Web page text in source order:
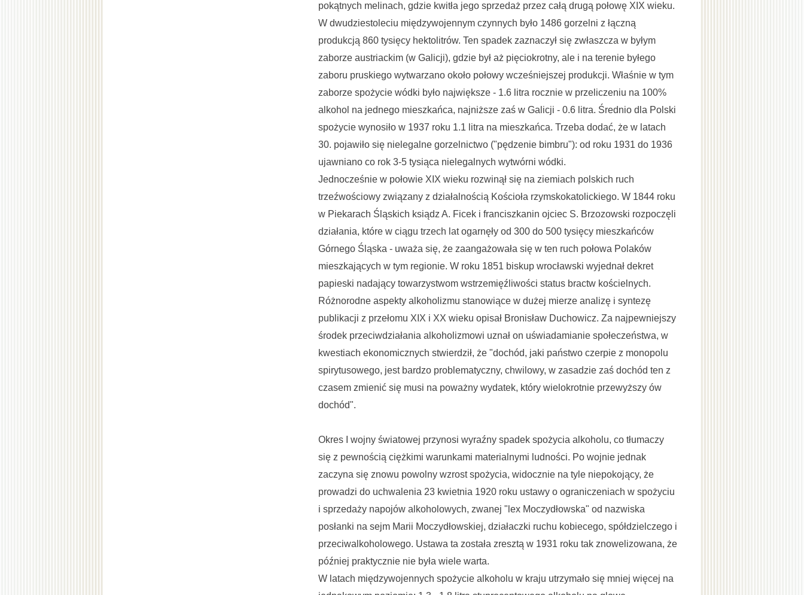
pokątnych melinach, gdzie kwitła jego sprzedaż przez całą drugą połowę XIX wieku.
W dwudziestoleciu międzywojennym czynnych było 1486 gorzelni z łączną
produkcją 860 tysięcy hektolitrów. Ten spadek zaznaczył się zwłaszcza w byłym
zaborze austriackim (w Galicji), gdzie był aż pięciokrotny, ale i na terenie byłego
zaboru pruskiego wytwarzano około połowy wcześniejszej produkcji. Właśnie w tym
zaborze spożycie wódki było największe - 1.6 litra rocznie w przeliczeniu na 100%
alkohol na jednego mieszkańca, najniższe zaś w Galicji - 0.6 litra. Średnio dla Polski
spożycie wynosiło w 1937 roku 1.1 litra na mieszkańca. Trzeba dodać, że w latach
30. pojawiło się nielegalne gorzelnictwo ("pędzenie bimbru"): od roku 1931 do 1936
ujawniano co rok 3-5 tysiąca nielegalnych wytwórni wódki.
Jednocześnie w połowie XIX wieku rozwinął się na ziemiach polskich ruch
trzeźwościowy związany z działalnością Kościoła rzymskokatolickiego. W 1844 roku
w Piekarach Śląskich ksiądz A. Ficek i franciszkanin ojciec S. Brzozowski rozpoczęli
działania, które w ciągu trzech lat ogarnęły od 300 do 500 tysięcy mieszkańców
Górnego Śląska - uważa się, że zaangażowała się w ten ruch połowa Polaków
mieszkających w tym regionie. W roku 1851 biskup wrocławski wyjednał dekret
papieski nadający towarzystwom wstrzemięźliwości status bractw kościelnych.
Różnorodne aspekty alkoholizmu stanowiące w dużej mierze analizę i syntezę
publikacji z przełomu XIX i XX wieku opisał Bronisław Duchowicz. Za najpewniejszy
środek przeciwdziałania alkoholizmowi uznał on uświadamianie społeczeństwa, w
kwestiach ekonomicznych stwierdził, że "dochód, jaki państwo czerpie z monopolu
spirytusowego, jest bardzo problematyczny, chwilowy, w zasadzie zaś dochód ten z
czasem zmienić się musi na poważny wydatek, który wielokrotnie przewyższy ów
dochód".
Okres I wojny światowej przynosi wyraźny spadek spożycia alkoholu, co tłumaczy
się z pewnością ciężkimi warunkami materialnymi ludności. Po wojnie jednak
zaczyna się znowu powolny wzrost spożycia, widocznie na tyle niepokojący, że
prowadzi do uchwalenia 23 kwietnia 1920 roku ustawy o ograniczeniach w spożyciu
i sprzedaży napojów alkoholowych, zwanej "lex Moczydłowska" od nazwiska
posłanki na sejm Marii Moczydłowskiej, działaczki ruchu kobiecego, spółdzielczego i
przeciwalkoholowego. Ustawa ta została zresztą w 1931 roku tak znowelizowana, że
później praktycznie nie była wiele warta.
W latach międzywojennych spożycie alkoholu w kraju utrzymało się mniej więcej na